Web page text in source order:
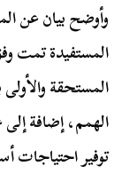
وأوضح بيان عن
المستفيدة تمت
المستحقة والأولى
الهمم، إضافة
توفير احتياجات